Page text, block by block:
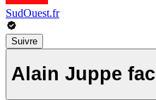
SudOuest.fr
Suivre
Alain Juppe